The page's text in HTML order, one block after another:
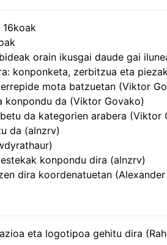
16koak
orain ikusgai daude gai
konponketa, zerbitzua eta
mota batzuetan (Viktor
konpondu da (Viktor Govako)
da kategorien arabera (Viktor
da (alnzrv)
konpondu dira (alnzrv)
dira koordenatuetan (Alexander
eta logotipoa gehitu dira